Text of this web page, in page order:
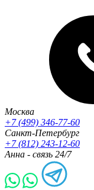
Москва
+7 (499) 346-77-60
Санкт-Петербург
+7 (812) 243-12-60
Анна - связь 24/7